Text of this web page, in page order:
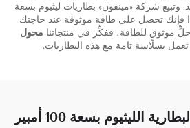
شركة «مينفون» بطاريات ليثيوم بسعة
لذا فإنك تحصل على طاقة موثوقة عند حاجتك
موثوقٍ للطاقة، ففكِّر في منتجاتنا محول
تعمل بسلاسة تامة مع هذه البطاريات.
ما الفوائد الرئيسية لبطارية الليثيوم بسعة 100 أمبير